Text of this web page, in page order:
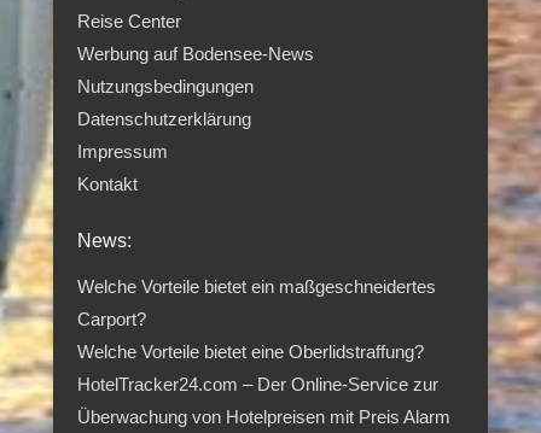
Reise Center
Werbung auf Bodensee-News
Nutzungsbedingungen
Datenschutzerklärung
Impressum
Kontakt
News:
Welche Vorteile bietet ein maßgeschneidertes
Carport?
Welche Vorteile bietet eine Oberlidstraffung?
HotelTracker24.com – Der Online-Service zur
Überwachung von Hotelpreisen mit Preis Alarm